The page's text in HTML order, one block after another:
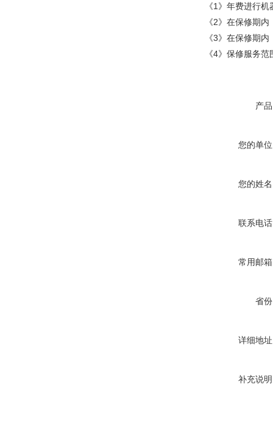
《1》年费进行
《2》在保修期
《3》在保修期
《4》保修服务
产
您的单
您的姓
联系电
常用邮
省
详细地
补充说